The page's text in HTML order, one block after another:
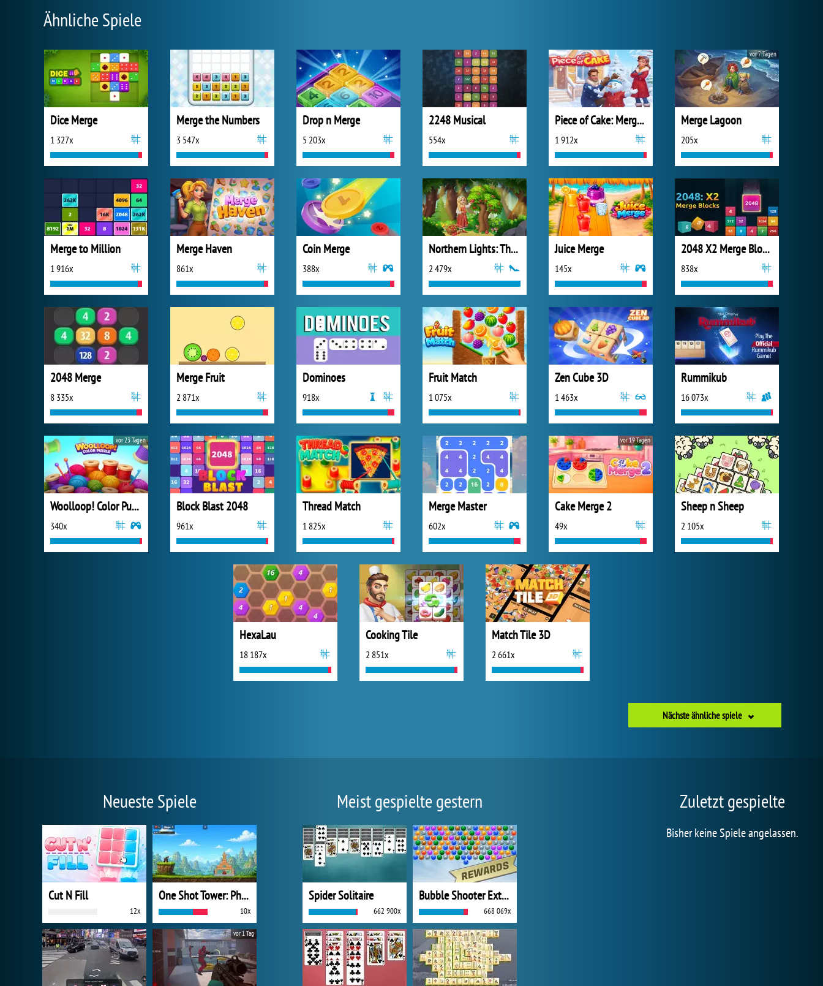
Ähnliche Spiele
Dice Merge
1 327x
Merge the Numbers
3 547x
Drop n Merge
5 203x
2248 Musical
554x
Piece of Cake: Merge and Bake
1 912x
Merge Lagoon
205x
vor 7 Tagen
Merge to Million
1 916x
Merge Haven
861x
Coin Merge
388x
Northern Lights: The Secret of the Forest
2 479x
Juice Merge
145x
2048 X2 Merge Blocks
838x
2048 Merge
8 335x
Merge Fruit
2 871x
Dominoes
918x
Fruit Match
1 075x
Zen Cube 3D
1 463x
Rummikub
16 073x
Woolloop! Color Puzzle
340x
vor 23 Tagen
Block Blast 2048
961x
Thread Match
1 825x
Merge Master
602x
Cake Merge 2
49x
vor 19 Tagen
Sheep n Sheep
2 105x
HexaLau
18 187x
Cooking Tile
2 851x
Match Tile 3D
2 661x
Nächste ähnliche spiele
Neueste Spiele
Cut N Fill
12x
One Shot Tower: Physics Destroyer
10x
vor 1 Tag
Meist gespielte gestern
Spider Solitaire
662 900x
Bubble Shooter Extreme
668 069x
Zuletzt gespielte
Bisher keine Spiele angelassen.